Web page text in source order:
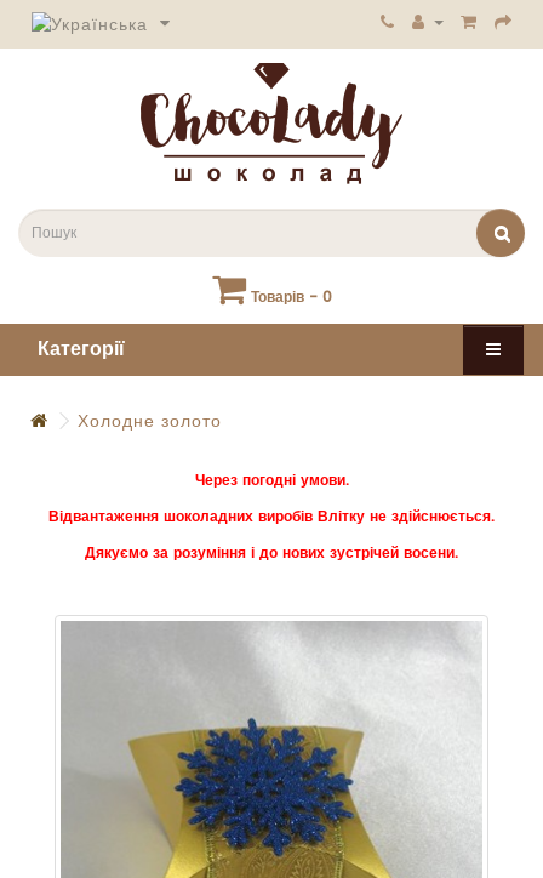
Товарів - 0
Категорії
Холодне золото
Через погодні умови.
Відвантаження шоколадних виробів Влітку не здійснюється.
Дякуємо за розуміння і до нових зустрічей восени.